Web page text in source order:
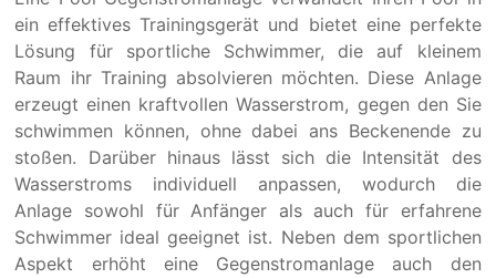
ein effektives Trainingsgerät und bietet eine perfekte
Lösung für sportliche Schwimmer, die auf kleinem
Raum ihr Training absolvieren möchten. Diese Anlage
erzeugt einen kraftvollen Wasserstrom, gegen den Sie
schwimmen können, ohne dabei ans Beckenende zu
stoßen. Darüber hinaus lässt sich die Intensität des
Wasserstroms individuell anpassen, wodurch die
Anlage sowohl für Anfänger als auch für erfahrene
Schwimmer ideal geeignet ist. Neben dem sportlichen
Aspekt erhöht eine Gegenstromanlage auch den